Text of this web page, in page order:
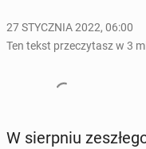
27 STYCZNIA 2022, 06:00
Ten tekst przeczytasz w 3
W sierp­niu